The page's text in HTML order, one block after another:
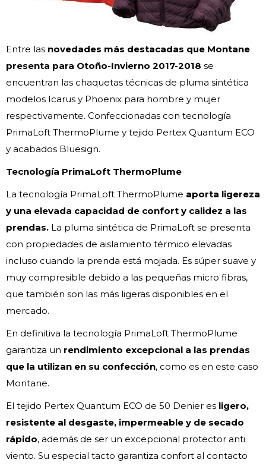
Entre las novedades más destacadas que Montane
presenta para Otoño-Invierno 2017-2018 se
encuentran las chaquetas técnicas de pluma sintética
modelos Icarus y Phoenix para hombre y mujer
respectivamente. Confeccionadas con tecnología
PrimaLoft ThermoPlume y tejido Pertex Quantum ECO
y acabados Bluesign.
Tecnología PrimaLoft ThermoPlume
La tecnología PrimaLoft ThermoPlume aporta ligereza
y una elevada capacidad de confort y calidez a las
prendas. La pluma sintética de PrimaLoft se presenta
con propiedades de aislamiento térmico elevadas
incluso cuando la prenda está mojada. Es súper suave y
muy compresible debido a las pequeñas micro fibras,
que también son las más ligeras disponibles en el
mercado.
En definitiva la tecnología PrimaLoft ThermoPlume
garantiza un rendimiento excepcional a las prendas
que la utilizan en su confección, como es en este caso
Montane.
El tejido Pertex Quantum ECO de 50 Denier es ligero,
resistente al desgaste, impermeable y de secado
rápido, además de ser un excepcional protector anti
viento. Su especial tacto garantiza confort al contacto